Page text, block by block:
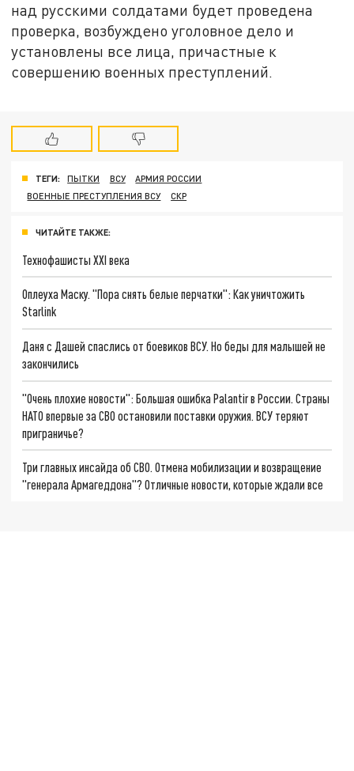
над русскими солдатами будет проведена
проверка, возбуждено уголовное дело и
установлены все лица, причастные к
совершению военных преступлений.
ТЕГИ: ПЫТКИ ВСУ
АРМИЯ РОССИИ
ВОЕННЫЕ ПРЕСТУПЛЕНИЯ ВСУ
СКР
ЧИТАЙТЕ ТАКЖЕ:
Технофашисты XXI века
Оплеуха Маску. "Пора снять белые перчатки": Как уничтожить
Starlink
Даня с Дашей спаслись от боевиков ВСУ. Но беды для малышей не
закончились
"Очень плохие новости": Большая ошибка Palantir в России. Страны
НАТО впервые за СВО остановили поставки оружия. ВСУ теряют
приграничье?
Три главных инсайда об СВО. Отмена мобилизации и возвращение
"генерала Армагеддона"? Отличные новости, которые ждали все